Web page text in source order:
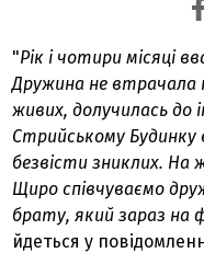
"Рік і чотири місяці
Дружина не втрачала
живих, долучилась до
Стрийському Будинку
безвісти зниклих. На
Щиро співчуваємо
брату, який зараз на
йдеться у